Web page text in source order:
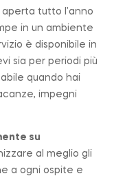
aperta tutto l’anno
in un ambiente
è disponibile in
sia per periodi più
quando hai
impegni
su
al meglio gli
a ogni ospite e